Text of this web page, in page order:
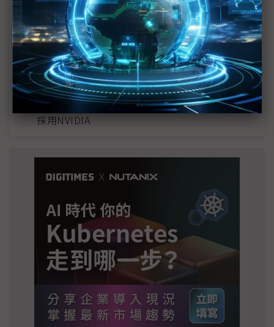
英特爾EMIB良率達標 聯發科第2代ASIC產品
2028準時量產
光進銅退更明確？ 聯發科估SerDes 448G為銅
線「最終戰場」
SpaceX晶片採購大轉向 Elon Musk捨超微全面
採用NVIDIA